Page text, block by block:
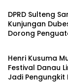
DPRD Sulteng
Kunjungan
Dorong
Parlementeria
Henri Kusuma
Festival Danau
Jadi Pengungkit